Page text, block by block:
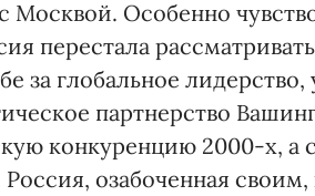
Москвой. Особенно
перестала
за глобальное лидерство,
партнерство
конкуренцию 2000-х, а
озабоченная своим,